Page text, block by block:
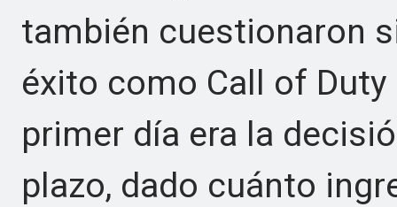
también cuestionaron
éxito como Call of Duty
primer día era la
plazo, dado cuánto